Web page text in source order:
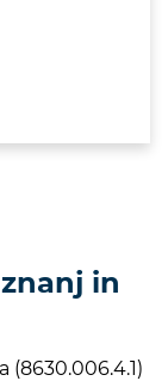
in